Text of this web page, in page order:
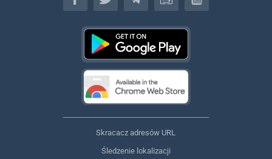
Skracacz adresów URL
Śledzenie lokalizacji